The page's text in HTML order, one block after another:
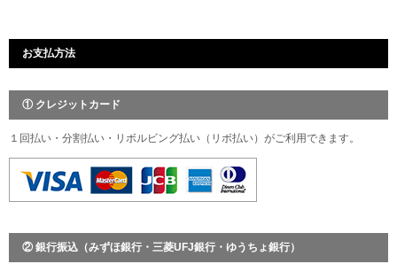
お支払方法
① クレジットカード
１回払い・分割払い・リボルビング払い（リボ払い）がご利用できます。
② 銀行振込（みずほ銀行・三菱UFJ銀行・ゆうちょ銀行）